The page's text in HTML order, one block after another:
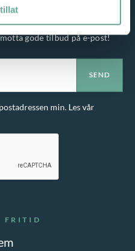
FRITID
gode tilbud på e-post!
min. Les vår